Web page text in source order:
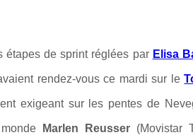
étapes de sprint réglées par Elisa
rendez-vous ce mardi sur le
exigeant sur les pentes de
Marlen Reusser (Movistar